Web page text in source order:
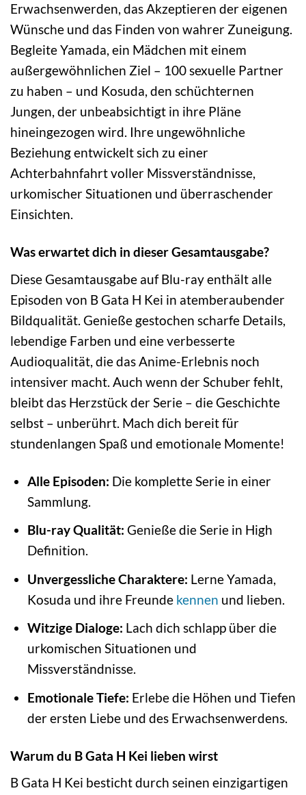
Erwachsenwerden, das Akzeptieren der eigenen
Wünsche und das Finden von wahrer Zuneigung.
Begleite Yamada, ein Mädchen mit einem
außergewöhnlichen Ziel – 100 sexuelle Partner
zu haben – und Kosuda, den schüchternen
Jungen, der unbeabsichtigt in ihre Pläne
hineingezogen wird. Ihre ungewöhnliche
Beziehung entwickelt sich zu einer
Achterbahnfahrt voller Missverständnisse,
urkomischer Situationen und überraschender
Einsichten.
Was erwartet dich in dieser Gesamtausgabe?
Diese Gesamtausgabe auf Blu-ray enthält alle
Episoden von B Gata H Kei in atemberaubender
Bildqualität. Genieße gestochen scharfe Details,
lebendige Farben und eine verbesserte
Audioqualität, die das Anime-Erlebnis noch
intensiver macht. Auch wenn der Schuber fehlt,
bleibt das Herzstück der Serie – die Geschichte
selbst – unberührt. Mach dich bereit für
stundenlangen Spaß und emotionale Momente!
Alle Episoden: Die komplette Serie in einer
Sammlung.
Blu-ray Qualität: Genieße die Serie in High
Definition.
Unvergessliche Charaktere: Lerne Yamada,
Kosuda und ihre Freunde kennen und lieben.
Witzige Dialoge: Lach dich schlapp über die
urkomischen Situationen und
Missverständnisse.
Emotionale Tiefe: Erlebe die Höhen und Tiefen
der ersten Liebe und des Erwachsenwerdens.
Warum du B Gata H Kei lieben wirst
B Gata H Kei besticht durch seinen einzigartigen